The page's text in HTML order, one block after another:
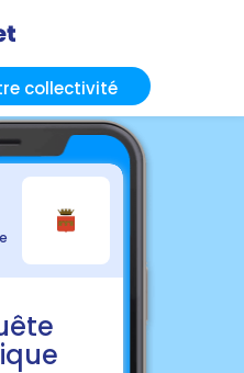
collectivité